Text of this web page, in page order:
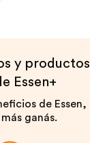
y productos
Essen+
de Essen,
ganás.